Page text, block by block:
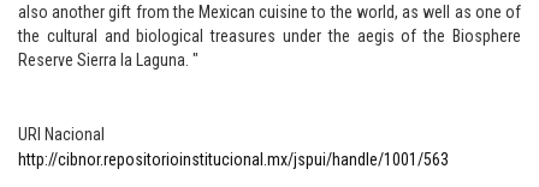
also another gift from the Mexican cuisine to the world, as well as one of
the cultural and biological treasures under the aegis of the Biosphere
Reserve Sierra la Laguna. "
URI Nacional
http://cibnor.repositorioinstitucional.mx/jspui/handle/1001/563